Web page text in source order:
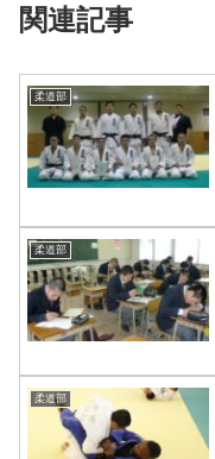
関連記事
柔道部
柔道部
柔道部